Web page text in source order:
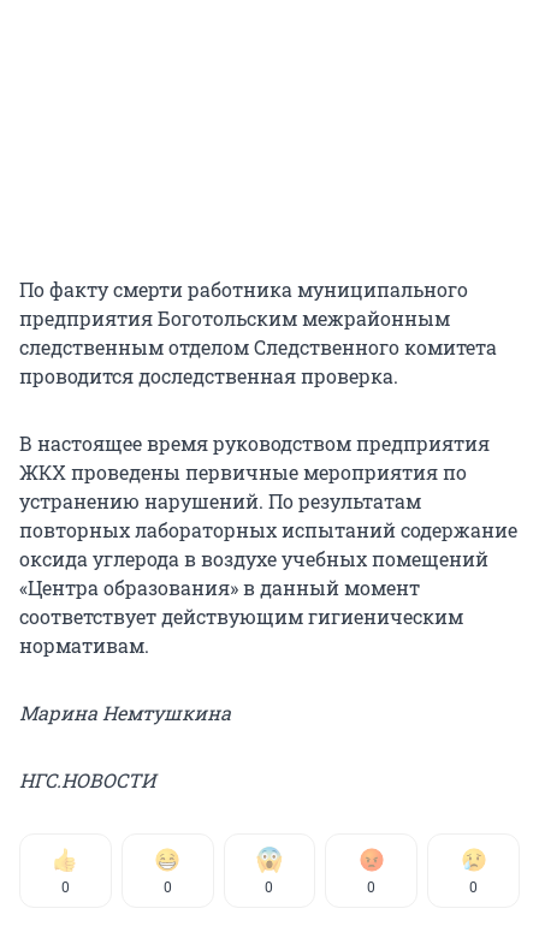
По факту смерти работника муниципального
предприятия Боготольским межрайонным
следственным отделом Следственного комитета
проводится доследственная проверка.
В настоящее время руководством предприятия
ЖКХ проведены первичные мероприятия по
устранению нарушений. По результатам
повторных лабораторных испытаний содержание
оксида углерода в воздухе учебных помещений
«Центра образования» в данный момент
соответствует действующим гигиеническим
нормативам.
Марина Немтушкина
НГС.НОВОСТИ
0 0 0 0 0